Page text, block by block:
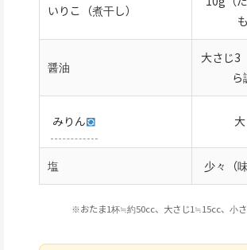
いりこ（煮干し）
醤油
大さじ3
ら
みりん
塩 少々（
※おたま1杯≒約50cc、大さじ1≒15cc、小さ